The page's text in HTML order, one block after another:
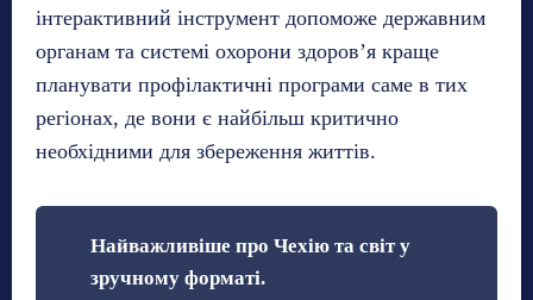
інтерактивний інструмент допоможе державним
органам та системі охорони здоров’я краще
планувати профілактичні програми саме в тих
регіонах, де вони є найбільш критично
необхідними для збереження життів.
Найважливіше про Чехію та світ у
зручному форматі.